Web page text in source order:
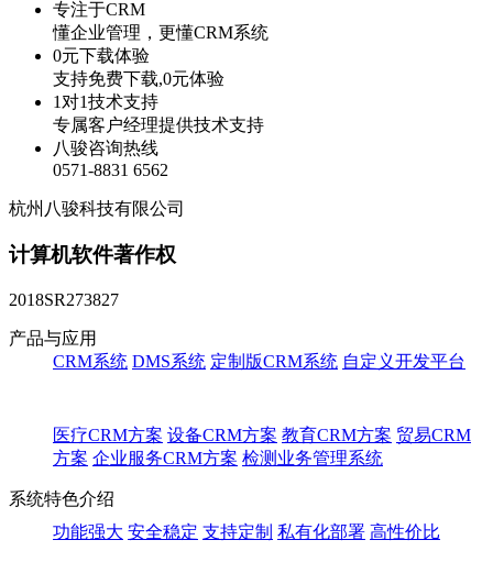
专注于CRM
懂企业管理，更懂CRM系统
0元下载体验
支持免费下载,0元体验
1对1技术支持
专属客户经理提供技术支持
八骏咨询热线
0571-8831 6562
杭州八骏科技有限公司
计算机软件著作权
2018SR273827
产品与应用
CRM系统 DMS系统 定制版CRM系统 自定义开发平台
医疗CRM方案 设备CRM方案 教育CRM方案 贸易CRM
方案 企业服务CRM方案 检测业务管理系统
系统特色介绍
功能强大 安全稳定 支持定制 私有化部署 高性价比